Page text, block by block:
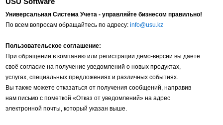
Универсальная Система Учета - управляйте бизнесом правильно!
По всем вопросам обращайтесь по адресу:info@usu.kz
Пользовательское соглашение:
При обращении в компанию или регистрации демо-версии вы даете
своё согласие на получение уведомлений о новых продуктах,
услугах, специальных предложениях и различных событиях.
Вы также можете отказаться от получения сообщений, направив
нам письмо с пометкой «Отказ от уведомлений» на адрес
электронной почты, который указан выше.